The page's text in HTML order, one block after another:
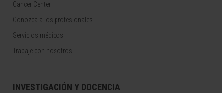
Cancer Center
Conozca a los profesionales
Servicios médicos
Trabaje con nosotros
INVESTIGACIÓN Y DOCENCIA